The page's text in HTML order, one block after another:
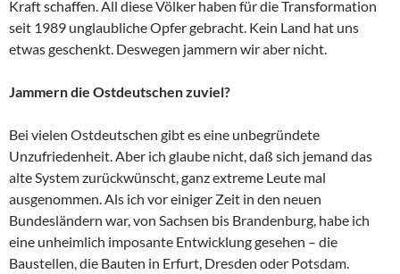
Kraft schaffen. All diese Völker haben für die Transformation
seit 1989 unglaubliche Opfer gebracht. Kein Land hat uns
etwas geschenkt. Deswegen jammern wir aber nicht.
Jammern die Ostdeutschen zuviel?
Bei vielen Ostdeutschen gibt es eine unbegründete
Unzufriedenheit. Aber ich glaube nicht, daß sich jemand das
alte System zurückwünscht, ganz extreme Leute mal
ausgenommen. Als ich vor einiger Zeit in den neuen
Bundesländern war, von Sachsen bis Brandenburg, habe ich
eine unheimlich imposante Entwicklung gesehen – die
Baustellen, die Bauten in Erfurt, Dresden oder Potsdam.